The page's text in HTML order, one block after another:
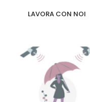
LAVORA CON NOI